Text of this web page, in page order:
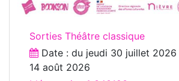
Sorties Théâtre classique
Date : du jeudi 30 juillet 2026
14 août 2026